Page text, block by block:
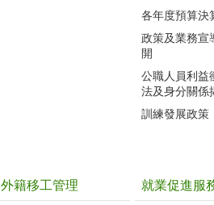
各年度預算決
政策及業務宣
開
公職人員利益
法及身分關係
訓練發展政策
外籍移工管理 就業促進服